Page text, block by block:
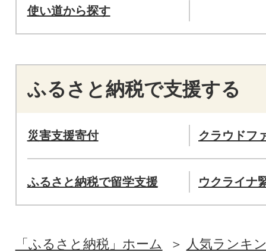
使い道から探す
ふるさと納税で支援する
災害支援寄付 クラウドフ
ふるさと納税で留学支援 ウクライナ
「ふるさと納税」ホーム
人気ランキ